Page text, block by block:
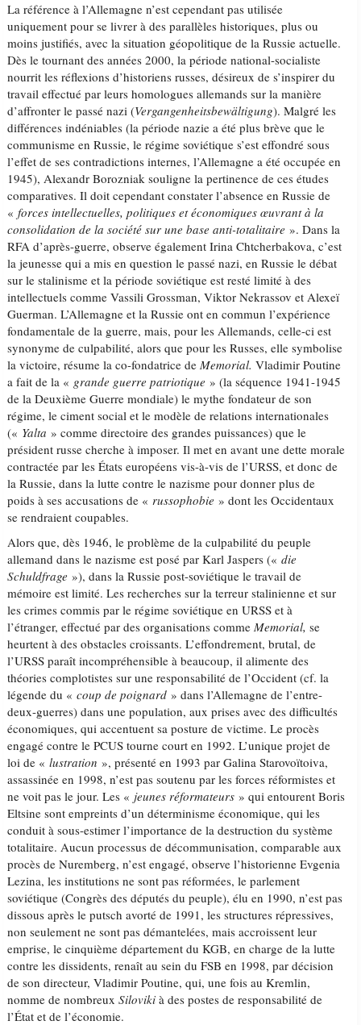
La référence à l’Allemagne n’est cependant pas utilisée
uniquement pour se livrer à des parallèles historiques, plus ou
moins justifiés, avec la situation géopolitique de la Russie actuelle.
Dès le tournant des années 2000, la période national-socialiste
nourrit les réflexions d’historiens russes, désireux de s’inspirer du
travail effectué par leurs homologues allemands sur la manière
d’affronter le passé nazi (Vergangenheitsbewältigung). Malgré les
différences indéniables (la période nazie a été plus brève que le
communisme en Russie, le régime soviétique s’est effondré sous
l’effet de ses contradictions internes, l’Allemagne a été occupée en
1945), Alexandr Borozniak souligne la pertinence de ces études
comparatives. Il doit cependant constater l’absence en Russie de
«forces intellectuelles, politiques et économiques œuvrant à la
consolidation de la société sur une base anti-totalitaire ». Dans la
RFA d’après-guerre, observe également Irina Chtcherbakova, c’est
la jeunesse qui a mis en question le passé nazi, en Russie le débat
sur le stalinisme et la période soviétique est resté limité à des
intellectuels comme Vassili Grossman, Viktor Nekrassov et Alexeï
Guerman. L’Allemagne et la Russie ont en commun l’expérience
fondamentale de la guerre, mais, pour les Allemands, celle-ci est
synonyme de culpabilité, alors que pour les Russes, elle symbolise
la victoire, résume la co-fondatrice deMemorial. Vladimir Poutine
a fait de la « grande guerre patriotique » (la séquence 1941-1945
de la Deuxième Guerre mondiale) le mythe fondateur de son
régime, le ciment social et le modèle de relations internationales
(« Yalta» comme directoire des grandes puissances) que le
président russe cherche à imposer. Il met en avant une dette morale
contractée par les États européens vis-à-vis de l’URSS, et donc de
la Russie, dans la lutte contre le nazisme pour donner plus de
poids à ses accusations de «russophobie » dont les Occidentaux
se rendraient coupables.
Alors que, dès 1946, le problème de la culpabilité du peuple
allemand dans le nazisme est posé par Karl Jaspers («die
Schuldfrage »), dans la Russie post-soviétique le travail de
mémoire est limité. Les recherches sur la terreur stalinienne et sur
les crimes commis par le régime soviétique en URSS et à
l’étranger, effectué par des organisations commeMemorial, se
heurtent à des obstacles croissants. L’effondrement, brutal, de
l’URSS paraît incompréhensible à beaucoup, il alimente des
théories complotistes sur une responsabilité de l’Occident (cf. la
légende du «coup de poignard » dans l’Allemagne de l’entre-
deux-guerres) dans une population, aux prises avec des difficultés
économiques, qui accentuent sa posture de victime. Le procès
engagé contre le PCUS tourne court en 1992. L’unique projet de
loi de «lustration», présenté en 1993 par Galina Starovoïtoiva,
assassinée en 1998, n’est pas soutenu par les forces réformistes et
ne voit pas le jour. Les « jeunes réformateurs » qui entourent Boris
Eltsine sont empreints d’un déterminisme économique, qui les
conduit à sous-estimer l’importance de la destruction du système
totalitaire. Aucun processus de décommunisation, comparable aux
procès de Nuremberg, n’est engagé, observe l’historienne Evgenia
Lezina, les institutions ne sont pas réformées, le parlement
soviétique (Congrès des députés du peuple), élu en 1990, n’est pas
dissous après le putsch avorté de 1991, les structures répressives,
non seulement ne sont pas démantelées, mais accroissent leur
emprise, le cinquième département du KGB, en charge de la lutte
contre les dissidents, renaît au sein du FSB en 1998, par décision
de son directeur, Vladimir Poutine, qui, une fois au Kremlin,
nomme de nombreuxSiloviki à des postes de responsabilité de
l’État et de l’économie.